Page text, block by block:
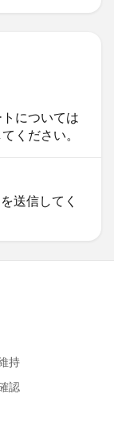
については
ください。
送信してく